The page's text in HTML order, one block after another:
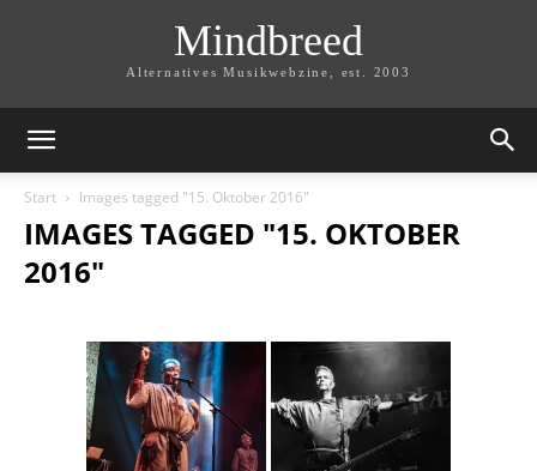
Mindbreed
Alternatives Musikwebzine, est. 2003
Start Images tagged "15. Oktober 2016"
IMAGES TAGGED "15. OKTOBER
2016"